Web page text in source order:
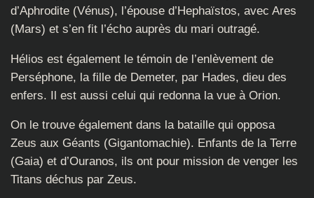
d’Aphrodite (Vénus), l’épouse d’Hephaïstos, avec Ares
(Mars) et s’en fit l’écho auprès du mari outragé.
Hélios est également le témoin de l’enlèvement de
Perséphone, la fille de Demeter, par Hades, dieu des
enfers. Il est aussi celui qui redonna la vue à Orion.
On le trouve également dans la bataille qui opposa
Zeus aux Géants (Gigantomachie). Enfants de la Terre
(Gaia) et d’Ouranos, ils ont pour mission de venger les
Titans déchus par Zeus.